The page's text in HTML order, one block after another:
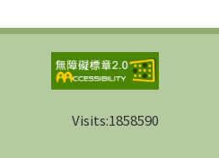
Visits:1858590